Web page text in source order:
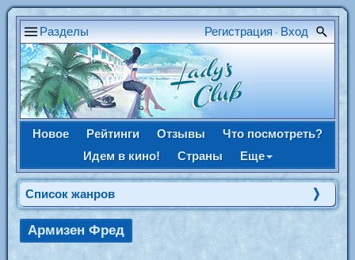
Разделы Регистрация • Вход
Новое Рейтинги Отзывы
Что посмотреть?
Идем в кино!
Страны Еще
Список жанров
Армизен Фред